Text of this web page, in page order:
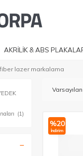
AKRİLİK & ABS
lazer markalama
(1)
%20
İndirim